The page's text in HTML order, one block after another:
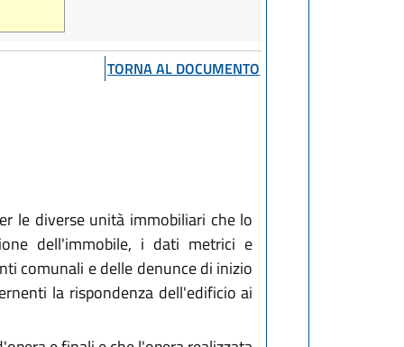
TORNA AL DOCUMENTO
le diverse unità immobiliari che lo
dell'immobile, i dati metrici e
comunali e delle denunce di inizio
la rispondenza dell'edificio ai